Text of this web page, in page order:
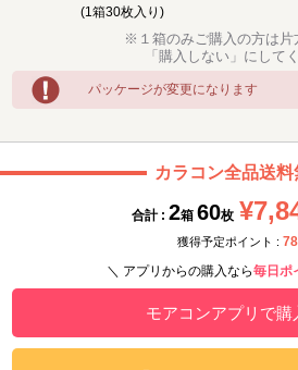
(1箱30枚入り)
※１箱のみご購入の方は片
「購入しない」にして
パッケージが変更になります
カラコン全品送料
合計 : 2箱 60枚
獲得予定ポイント :
＼ アプリからの購入なら毎日ポ
モアコンアプリで購